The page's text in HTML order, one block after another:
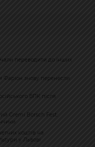
переводити до інших
Фаріон знову перенесли
ВПК після
Gremi Borsch Fest:
коштів на
у Львові